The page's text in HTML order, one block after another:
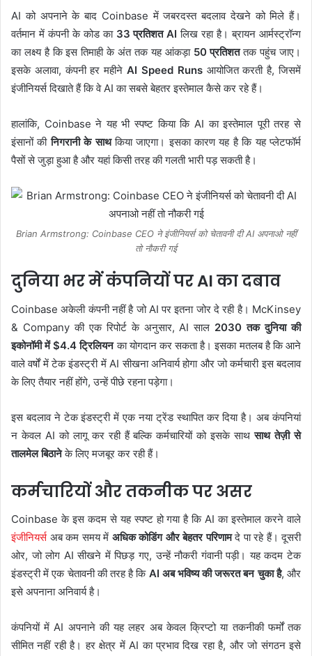
AI को अपनाने के बाद Coinbase में जबरदस्त बदलाव देखने को मिले हैं।
वर्तमान में कंपनी के कोड का 33 प्रतिशत AI लिख रहा है। ब्रायन आर्मस्ट्रॉन्ग
का लक्ष्य है कि इस तिमाही के अंत तक यह आंकड़ा 50 प्रतिशततक पहुंच जाए।
इसके अलावा, कंपनी हर महीनेAI Speed Runsआयोजित करती है, जिसमें
इंजीनियर्स दिखाते हैं कि वे AI का सबसे बेहतर इस्तेमाल कैसे कर रहे हैं।
हालांकि, Coinbase ने यह भी स्पष्ट किया कि AI का इस्तेमाल पूरी तरह से
इंसानों कीनिगरानी के साथकिया जाएगा। इसका कारण यह है कि यह प्लेटफॉर्म
पैसों से जुड़ा हुआ है और यहां किसी तरह की गलती भारी पड़ सकती है।
Brian Armstrong: Coinbase CEO ने इंजीनियर्स को चेतावनी दी AI अपनाओ नहीं
तो नौकरी गई
दुनिया भर में कंपनियों पर AI का दबाव
Coinbase अकेली कंपनी नहीं है जो AI पर इतना जोर दे रही है। McKinsey
& Company की एक रिपोर्ट के अनुसार, AI साल 2030 तक दुनिया की
इकोनॉमी में $4.4 ट्रिलियनका योगदान कर सकता है। इसका मतलब है कि आने
वाले वर्षों में टेक इंडस्ट्री में AI सीखना अनिवार्य होगा और जो कर्मचारी इस बदलाव
के लिए तैयार नहीं होंगे, उन्हें पीछे रहना पड़ेगा।
इस बदलाव ने टेक इंडस्ट्री में एक नया ट्रेंड स्थापित कर दिया है। अब कंपनियां
न केवल AI को लागू कर रही हैं बल्कि कर्मचारियों को इसके साथसाथ तेज़ी से
तालमेल बिठानेके लिए मजबूर कर रही हैं।
कर्मचारियों और तकनीक पर असर
Coinbase के इस कदम से यह स्पष्ट हो गया है कि AI का इस्तेमाल करने वाले
इंजीनियर्सअब कम समय में अधिक कोडिंग और बेहतर परिणामदे पा रहे हैं। दूसरी
ओर, जो लोग AI सीखने में पिछड़ गए, उन्हें नौकरी गंवानी पड़ी। यह कदम टेक
इंडस्ट्री में एक चेतावनी की तरह है कि AI अब भविष्य की जरूरत बन चुका है, और
इसे अपनाना अनिवार्य है।
कंपनियों में AI अपनाने की यह लहर अब केवल क्रिप्टो या तकनीकी फर्मों तक
सीमित नहीं रही है। हर क्षेत्र में AI का प्रभाव दिख रहा है, और जो संगठन इसे